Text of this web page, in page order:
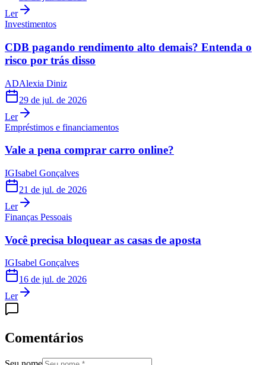
Ler
Investimentos
CDB pagando rendimento alto demais? Entenda o
risco por trás disso
ADAlexia Diniz
29 de jul. de 2026
Ler
Empréstimos e financiamentos
Vale a pena comprar carro online?
IGIsabel Gonçalves
21 de jul. de 2026
Ler
Finanças Pessoais
Você precisa bloquear as casas de aposta
IGIsabel Gonçalves
16 de jul. de 2026
Ler
Comentários